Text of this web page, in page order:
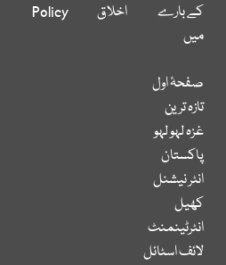
کے بارے
میں
اخلاق
Policy
صفحۂ اول
تازہ ترین
غزہ لہو لہو
پاکستان
انٹر نیشنل
کھیل
انٹرٹینمنٹ
لائف اسٹائل